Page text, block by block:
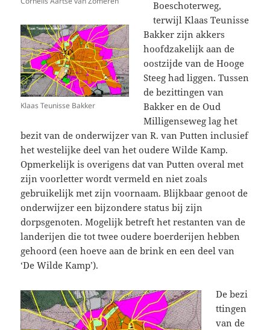
Klaas Teunisse Bakker
Boeschoterweg,
terwijl Klaas Teunisse
Bakker zijn akkers
hoofdzakelijk aan de
oostzijde van de Hooge
Steeg had liggen. Tussen
de bezittingen van
Bakker en de Oud
Milligenseweg lag het
bezit van de onderwijzer van R. van Putten inclusief
het westelijke deel van het oudere Wilde Kamp.
Opmerkelijk is overigens dat van Putten overal met
zijn voorletter wordt vermeld en niet zoals
gebruikelijk met zijn voornaam. Blijkbaar genoot de
onderwijzer een bijzondere status bij zijn
dorpsgenoten. Mogelijk betreft het restanten van de
landerijen die tot twee oudere boerderijen hebben
gehoord (een hoeve aan de brink en een deel van
‘De Wilde Kamp’).
De bezi
ttingen
van de